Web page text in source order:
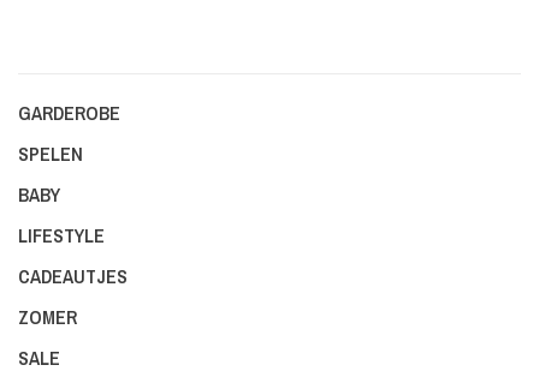
GARDEROBE
SPELEN
BABY
LIFESTYLE
CADEAUTJES
ZOMER
SALE